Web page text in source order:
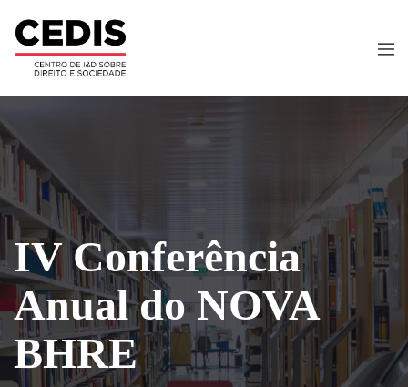
IV Conferência
Anual do NOVA
BHRE